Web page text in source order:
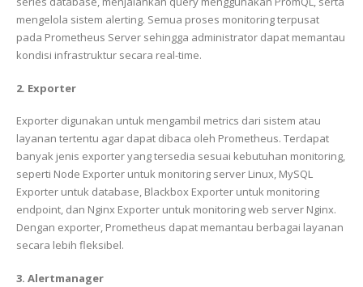
mengelola sistem alerting. Semua proses monitoring terpusat
pada Prometheus Server sehingga administrator dapat memantau
kondisi infrastruktur secara real-time.
2. Exporter
Exporter digunakan untuk mengambil metrics dari sistem atau
layanan tertentu agar dapat dibaca oleh Prometheus. Terdapat
banyak jenis exporter yang tersedia sesuai kebutuhan monitoring,
seperti Node Exporter untuk monitoring server Linux, MySQL
Exporter untuk database, Blackbox Exporter untuk monitoring
endpoint, dan Nginx Exporter untuk monitoring web server Nginx.
Dengan exporter, Prometheus dapat memantau berbagai layanan
secara lebih fleksibel.
3. Alertmanager